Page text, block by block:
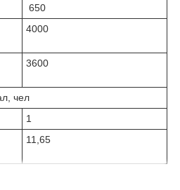
650
4000
3600
чел
1
11,65